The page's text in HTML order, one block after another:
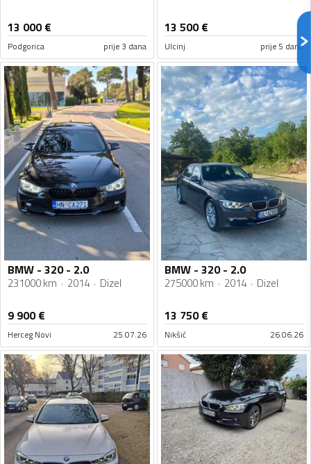
13 000€
Podgorica prije 3 dana
13 500€
Ulcinj prije 5 dana
BMW - 320 - 2.0
231000 km 2014 Dizel
9 900€
Herceg Novi 25.07.26
BMW - 320 - 2.0
275000 km 2014 Dizel
13 750€
Nikšić 26.06.26